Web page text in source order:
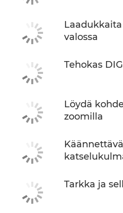
valossa
Tehokas
Löydä
zoomilla
Tarkka ja